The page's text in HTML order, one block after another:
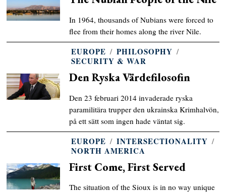
In 1964, thousands of Nubians were forced to
flee from their homes along the river Nile.
EUROPE / PHILOSOPHY /
SECURITY & WAR
Den Ryska Värdefilosofin
Den 23 februari 2014 invaderade ryska
paramilitära trupper den ukrainska Krimhalvön,
på ett sätt som ingen hade väntat sig.
EUROPE / INTERSECTIONALITY /
NORTH AMERICA
First Come, First Served
The situation of the Sioux is in no way unique